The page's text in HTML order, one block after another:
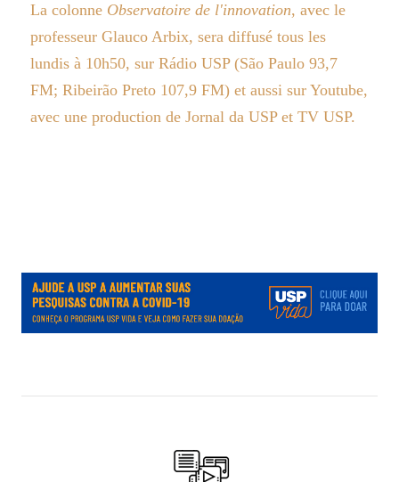
La colonne Observatoire de l'innovation, avec le
professeur Glauco Arbix, sera diffusé tous les
lundis à 10h50, sur Rádio USP (São Paulo 93,7
FM; Ribeirão Preto 107,9 FM) et aussi sur Youtube,
avec une production de Jornal da USP et TV USP.